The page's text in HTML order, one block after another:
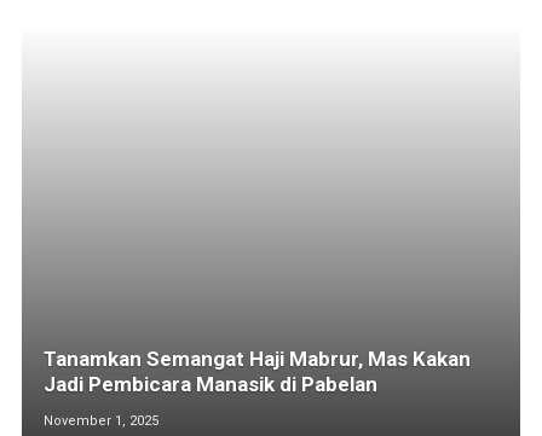
Tanamkan Semangat Haji Mabrur, Mas Kakan
Jadi Pembicara Manasik di Pabelan
November 1, 2025